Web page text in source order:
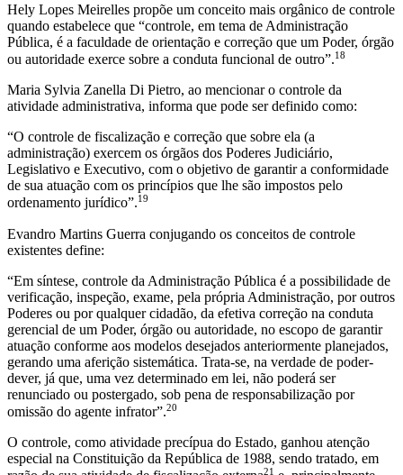
Hely Lopes Meirelles propõe um conceito mais orgânico de controle
quando estabelece que “controle, em tema de Administração
Pública, é a faculdade de orientação e correção que um Poder, órgão
ou autoridade exerce sobre a conduta funcional de outro”.18
Maria Sylvia Zanella Di Pietro, ao mencionar o controle da
atividade administrativa, informa que pode ser definido como:
“O controle de fiscalização e correção que sobre ela (a
administração) exercem os órgãos dos Poderes Judiciário,
Legislativo e Executivo, com o objetivo de garantir a conformidade
de sua atuação com os princípios que lhe são impostos pelo
ordenamento jurídico”.19
Evandro Martins Guerra conjugando os conceitos de controle
existentes define:
“Em síntese, controle da Administração Pública é a possibilidade de
verificação, inspeção, exame, pela própria Administração, por outros
Poderes ou por qualquer cidadão, da efetiva correção na conduta
gerencial de um Poder, órgão ou autoridade, no escopo de garantir
atuação conforme aos modelos desejados anteriormente planejados,
gerando uma aferição sistemática. Trata-se, na verdade de poder-
dever, já que, uma vez determinado em lei, não poderá ser
renunciado ou postergado, sob pena de responsabilização por
omissão do agente infrator”.20
O controle, como atividade precípua do Estado, ganhou atenção
especial na Constituição da República de 1988, sendo tratado, em
21